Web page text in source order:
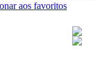
aos favoritos